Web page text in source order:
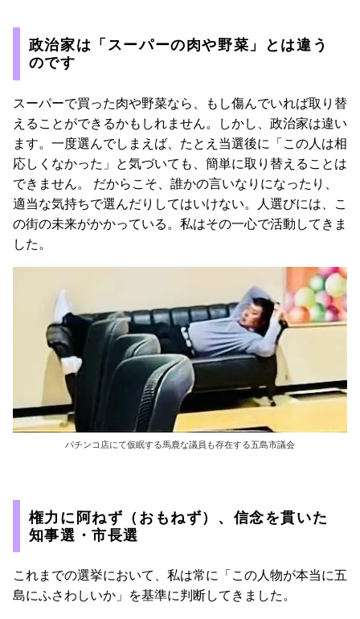
政治家は「スーパーの肉や野菜」とは違う
のです
スーパーで買った肉や野菜なら、もし傷んでいれば取り替
えることができるかもしれません。しかし、政治家は違い
ます。一度選んでしまえば、たとえ当選後に「この人は相
応しくなかった」と気づいても、簡単に取り替えることは
できません。 だからこそ、誰かの言いなりになったり、
適当な気持ちで選んだりしてはいけない。人選びには、こ
の街の未来がかかっている。私はその一心で活動してきま
した。
パチンコ店にて仮眠する馬鹿な議員も存在する五島市議会
権力に阿ねず（おもねず）、信念を貫いた
知事選・市長選
これまでの選挙において、私は常に「この人物が本当に五
島にふさわしいか」を基準に判断してきました。